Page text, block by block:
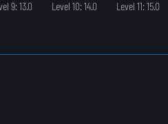
9: 13.0 Level 10: 14.0
Level 11: 15.0